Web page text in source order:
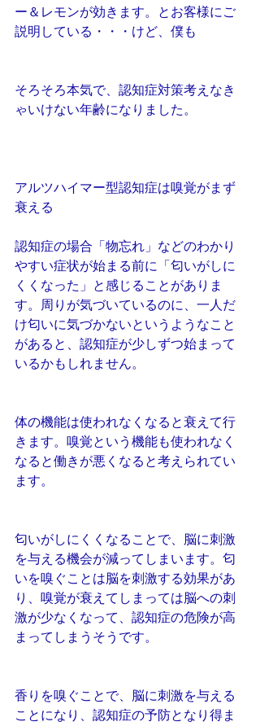
ー＆レモンが効きます。とお客様にご
説明している・・・けど、僕も
そろそろ本気で、認知症対策考えなき
ゃいけない年齢になりました。
アルツハイマー型認知症は嗅覚がまず
衰える
認知症の場合「物忘れ」などのわかり
やすい症状が始まる前に「匂いがしに
くくなった」と感じることがありま
す。周りが気づいているのに、一人だ
け匂いに気づかないというようなこと
があると、認知症が少しずつ始まって
いるかもしれません。
体の機能は使われなくなると衰えて行
きます。嗅覚という機能も使われなく
なると働きが悪くなると考えられてい
ます。
匂いがしにくくなることで、脳に刺激
を与える機会が減ってしまいます。匂
いを嗅ぐことは脳を刺激する効果があ
り、嗅覚が衰えてしまっては脳への刺
激が少なくなって、認知症の危険が高
まってしまうそうです。
香りを嗅ぐことで、脳に刺激を与える
ことになり、認知症の予防となり得ま